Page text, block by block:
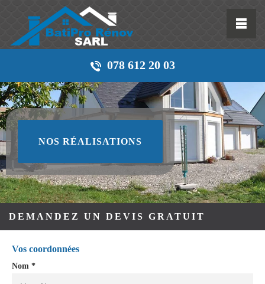
078 612 20 03
NOS RÉALISATIONS
DEMANDEZ UN DEVIS GRATUIT
Vos coordonnées
Nom *